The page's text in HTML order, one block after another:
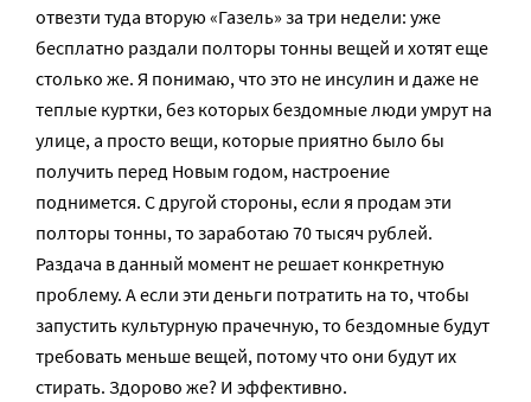
отвезти туда вторую «Газель» за три недели: уже
бесплатно раздали полторы тонны вещей и хотят еще
столько же. Я понимаю, что это не инсулин и даже не
теплые куртки, без которых бездомные люди умрут на
улице, а просто вещи, которые приятно было бы
получить перед Новым годом, настроение
поднимется. С другой стороны, если я продам эти
полторы тонны, то заработаю 70 тысяч рублей.
Раздача в данный момент не решает конкретную
проблему. А если эти деньги потратить на то, чтобы
запустить культурную прачечную, то бездомные будут
требовать меньше вещей, потому что они будут их
стирать. Здорово же? И эффективно.